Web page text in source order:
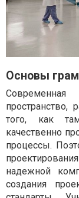
Основы
Современная
пространство,
того, как
качественно
процессы.
надежной
создания